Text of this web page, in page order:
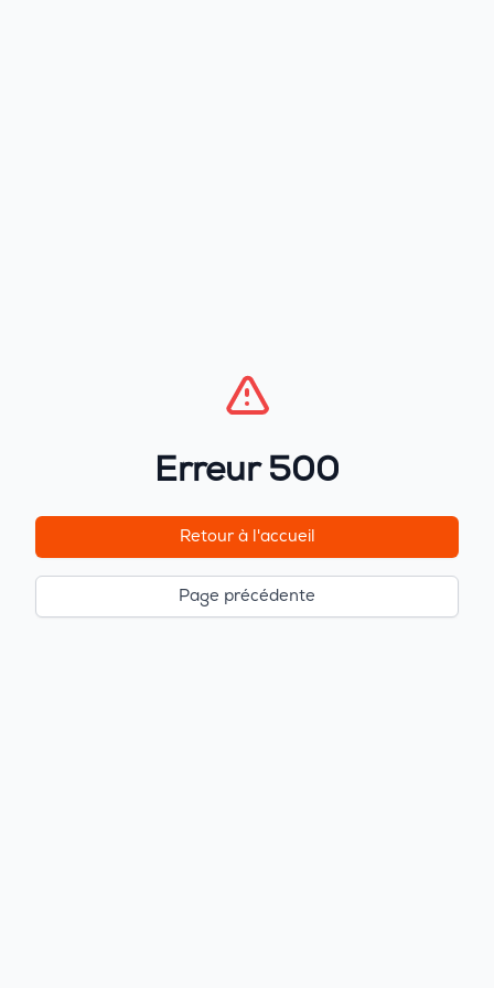
Erreur 500
Retour à l'accueil
Page précédente